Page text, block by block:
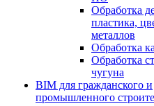
Обработка
пластика,
металлов
Обработка
Обработка
чугуна
BIM для гражданского и
промышленного